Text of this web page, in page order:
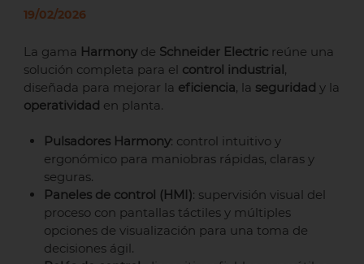
19/02/2026
La gama Harmony de Schneider Electric reúne una
solución completa para el control industrial ,
diseñada para mejorar la eficiencia, la seguridad y la
operatividad en planta.
Pulsadores Harmony: control intuitivo y
ergonómico para maniobras rápidas, claras y
seguras.
Paneles de control (HMI): supervisión visual del
proceso con pantallas táctiles y múltiples
opciones de visualización para una toma de
decisiones ágil.